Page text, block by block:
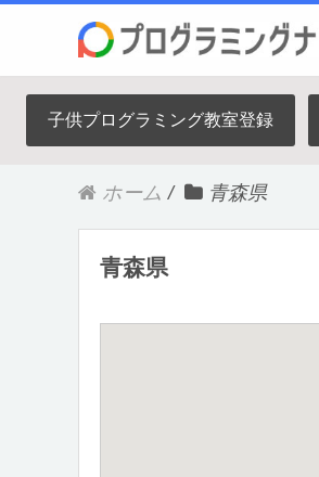
子供プログラミング教室登録
ホーム / 青森県
青森県